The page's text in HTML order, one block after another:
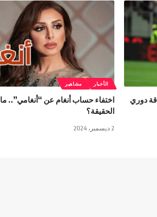
دوري
الأخبار مشاهير
اختفاء حساب أنغام عن “أنغامي”.. ما
الحقيقة؟
2 ديسمبر، 2024